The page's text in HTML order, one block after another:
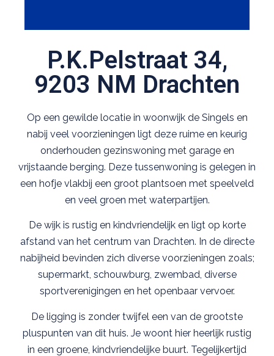
P.K.Pelstraat 34,
9203 NM Drachten
Op een gewilde locatie in woonwijk de Singels en
nabij veel voorzieningen ligt deze ruime en keurig
onderhouden gezinswoning met garage en
vrijstaande berging. Deze tussenwoning is gelegen in
een hofje vlakbij een groot plantsoen met speelveld
en veel groen met waterpartijen.
De wijk is rustig en kindvriendelijk en ligt op korte
afstand van het centrum van Drachten. In de directe
nabijheid bevinden zich diverse voorzieningen zoals;
supermarkt, schouwburg, zwembad, diverse
sportverenigingen en het openbaar vervoer.
De ligging is zonder twijfel een van de grootste
pluspunten van dit huis. Je woont hier heerlijk rustig
in een groene, kindvriendelijke buurt. Tegelijkertijd